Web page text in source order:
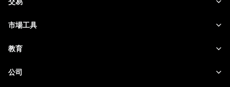
商品
交易平台
風險管理
市場工具
財經日曆
即時新聞
教育
快速入門
公司